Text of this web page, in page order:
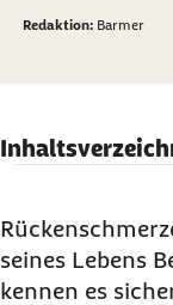
Redaktion: Barmer
komplizierte
Sind Yoga-
Wirbelsäule? Die
seines Lebens
kennen es